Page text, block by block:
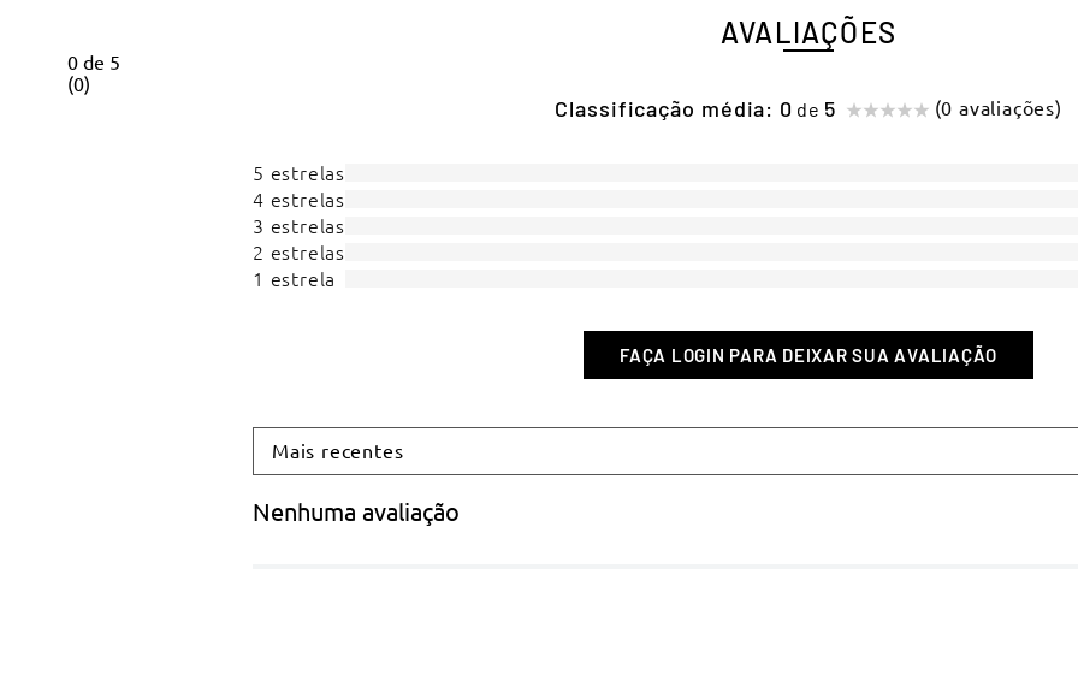
AVALIAÇÕES
0 de 5
(0)
Classificação média: 0 (0 avaliações)
5 estrelas
4 estrelas
3 estrelas
2 estrelas
1 estrela
Mais recentes
Nenhuma avaliação